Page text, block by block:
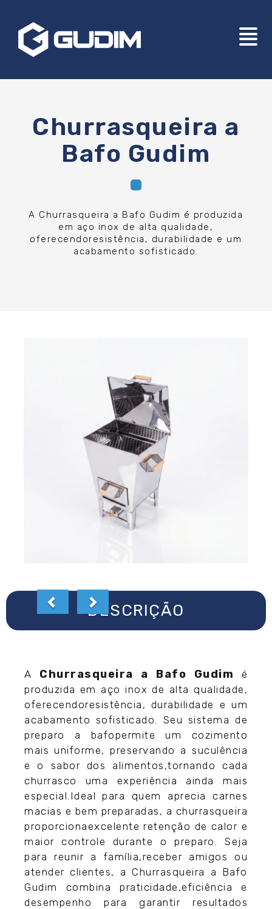
Churrasqueira a
Bafo Gudim
A Churrasqueira a Bafo Gudim é produzida
em aço inox de alta qualidade,
oferecendoresistência, durabilidade e um
acabamento sofisticado.
DESCRIÇÃO
A Churrasqueira a Bafo Gudim é
produzida em aço inox de alta qualidade,
oferecendoresistência, durabilidade e um
acabamento sofisticado. Seu sistema de
preparo a bafopermite um cozimento
mais uniforme, preservando a suculência
e o sabor dos alimentos,tornando cada
churrasco uma experiência ainda mais
especial.Ideal para quem aprecia carnes
macias e bem preparadas, a churrasqueira
proporcionaexcelente retenção de calor e
maior controle durante o preparo. Seja
para reunir a família,receber amigos ou
atender clientes, a Churrasqueira a Bafo
Gudim combina praticidade,eficiência e
desempenho para garantir resultados